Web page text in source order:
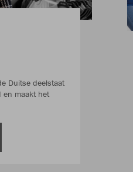
Duitse deelstaat
en maakt het